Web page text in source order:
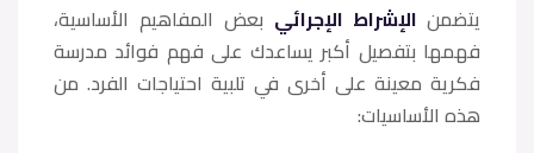
يتضمن الإشراط الإجرائي بعض المفاهيم الأساسية،
فهمها بتفصيل أكبر يساعدك على فهم فوائد مدرسة
فكرية معينة على أخرى في تلبية احتياجات الفرد. من
هذه الأساسيات: